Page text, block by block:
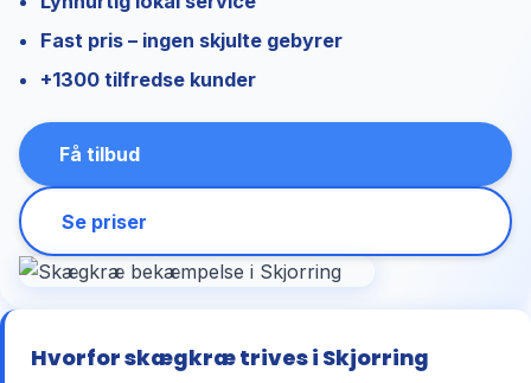
Fast pris – ingen skjulte gebyrer
+1300 tilfredse kunder
Få tilbud
Se priser
Hvorfor skægkræ trives i Skjorring